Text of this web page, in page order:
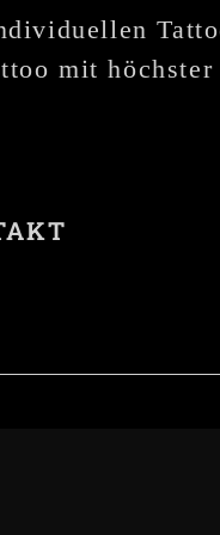
mit